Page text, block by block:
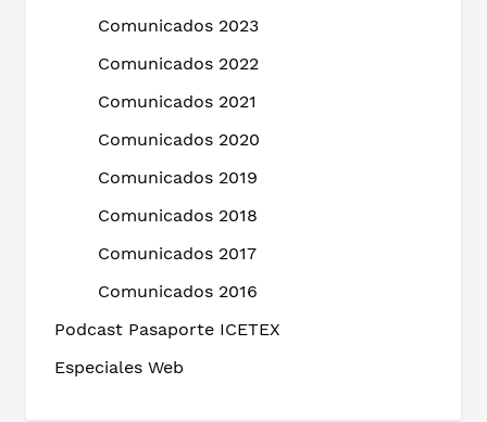
Comunicados 2023
Comunicados 2022
Comunicados 2021
Comunicados 2020
Comunicados 2019
Comunicados 2018
Comunicados 2017
Comunicados 2016
Podcast Pasaporte ICETEX
Especiales Web